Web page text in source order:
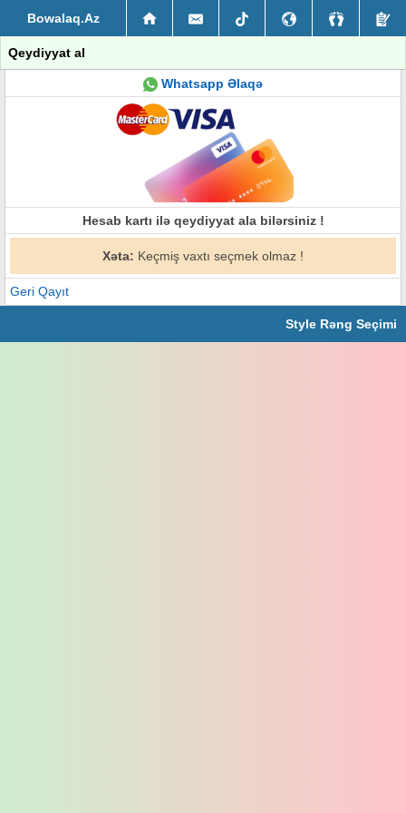
Bowalaq.Az
Qeydiyyat al
Whatsapp Əlaqə
Hesab kartı ilə qeydiyyat ala bilərsiniz !
Xəta: Keçmiş vaxtı seçmek olmaz !
Geri Qayıt
Style Rəng Seçimi